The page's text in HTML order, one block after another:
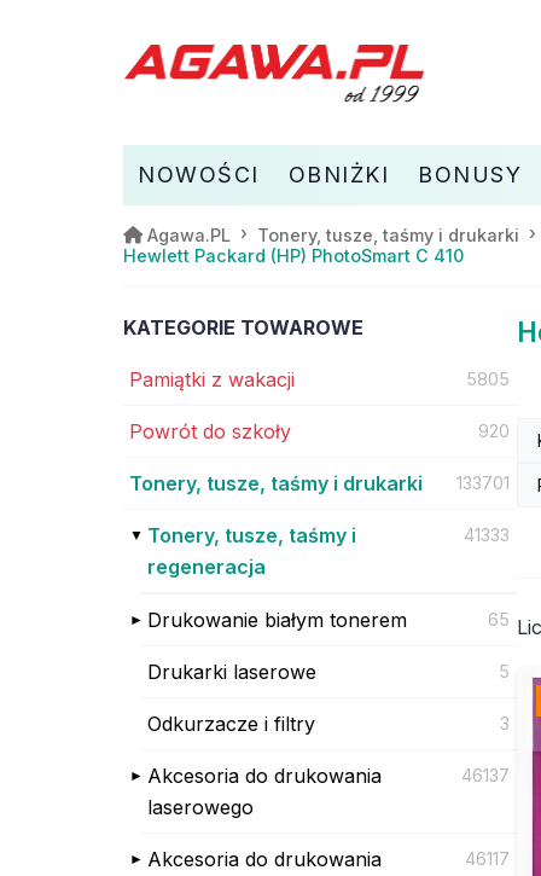
NOWOŚCI OBNIŻKI BONUSY
Agawa.PL
Tonery, tusze, taśmy i drukarki
Hewlett Packard (HP) PhotoSmart C 410
KATEGORIE TOWAROWE
Pamiątki z wakacji 5805
Powrót do szkoły 920
Tonery, tusze, taśmy i drukarki 133701
Tonery, tusze, taśmy i
regeneracja
41333
Drukowanie białym tonerem 65
Drukarki laserowe 5
Odkurzacze i filtry 3
Akcesoria do drukowania
laserowego
46137
Akcesoria do drukowania
46117